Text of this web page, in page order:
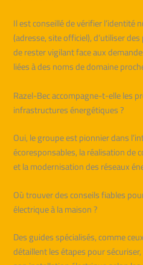
Il est conseillé de vérifier l’identité
(adresse, site officiel), d’utiliser
de rester vigilant face aux
liées à des noms de domaine
Razel-Bec accompagne-t-elle les
infrastructures énergétiques ?
Oui, le groupe est pionnier dans
écoresponsables, la réalisation de
et la modernisation des réseaux
Où trouver des conseils fiables
électrique à la maison ?
Des guides spécialisés, comme
détaillent les étapes pour